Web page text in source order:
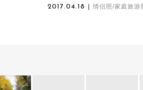
2017.04.18 情侣照/家庭旅游